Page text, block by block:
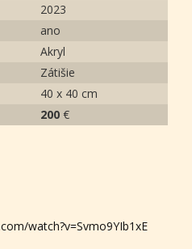
2023
ano
Akryl
Zátišie
40 x 40 cm
200 €
watch?v=Svmo9YIb1xE